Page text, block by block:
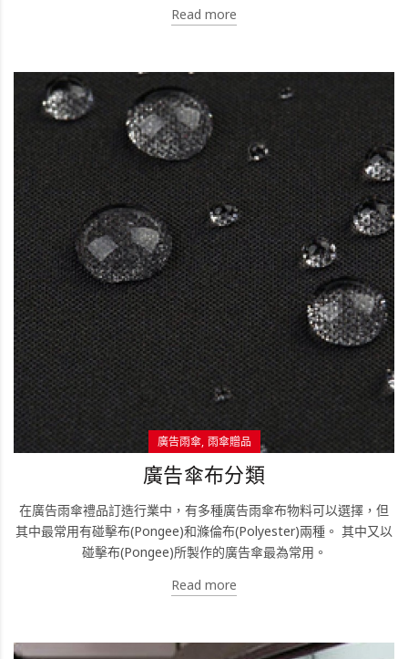
Read more
廣告雨傘 雨傘贈品
廣告傘布分類
在廣告雨傘禮品訂造行業中，有多種廣告雨傘布物料可以選擇，但
其中最常用有碰擊布(Pongee)和滌倫布(Polyester)兩種。 其中又以
碰擊布(Pongee)所製作的廣告傘最為常用。
Read more